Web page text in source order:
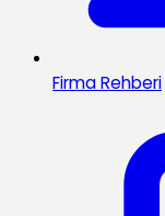
Firma Rehberi